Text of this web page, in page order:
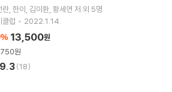
란 한이 김이환 황세연 저 외 5명
클럽
2022.1.14.
% 13,500원
750원
9.3(18)